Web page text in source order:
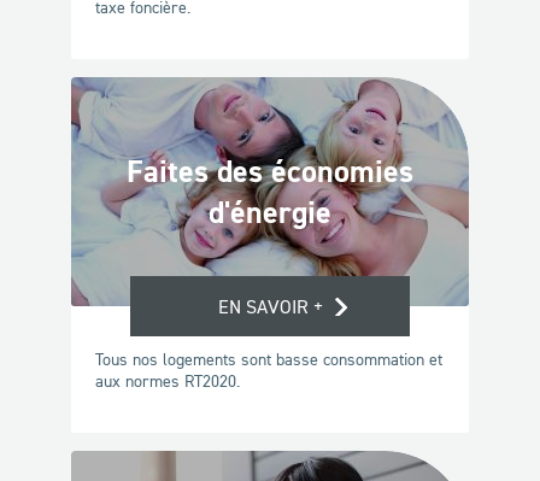
taxe foncière.
Faites des économies
d'énergie
EN SAVOIR +
Tous nos logements sont basse consommation et
aux normes RT2020.